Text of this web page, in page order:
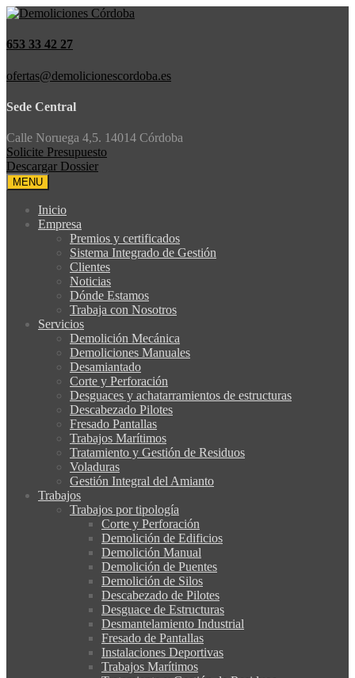
653 33 42 27
ofertas@demolicionescordoba.es
Sede Central
Calle Noruega 4,5. 14014 Córdoba
Solicite Presupuesto
Descargar Dossier
MENU
Inicio
Empresa
Premios y certificados
Sistema Integrado de Gestión
Clientes
Noticias
Dónde Estamos
Trabaja con Nosotros
Servicios
Demolición Mecánica
Demoliciones Manuales
Desamiantado
Corte y Perforación
Desguaces y achatarramientos de estructuras
Descabezado Pilotes
Fresado Pantallas
Trabajos Marítimos
Tratamiento y Gestión de Residuos
Voladuras
Gestión Integral del Amianto
Trabajos
Trabajos por tipología
Corte y Perforación
Demolición de Edificios
Demolición Manual
Demolición de Puentes
Demolición de Silos
Descabezado de Pilotes
Desguace de Estructuras
Desmantelamiento Industrial
Fresado de Pantallas
Instalaciones Deportivas
Trabajos Marítimos